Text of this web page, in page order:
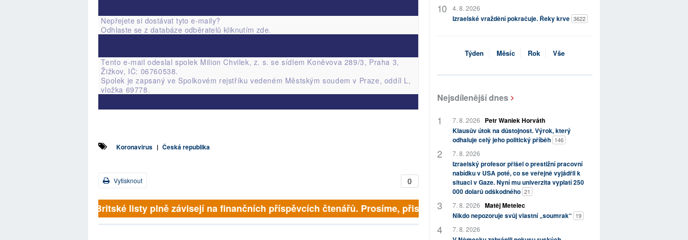
Nepřejete si dostávat tyto e-maily?
Odhlaste se z databáze odběratelů kliknutím zde.
Tento e-mail odeslal spolek Milion Chvilek, z. s. se sídlem Koněvova 289/3, Praha 3,
Žižkov, IČ: 06760538.
Spolek je zapsaný ve Spolkovém rejstříku vedeném Městským soudem v Praze, oddíl L,
vložka 69778.
Koronavirus | Česká republika
0
Vytisknout
Britské listy plně závisejí na finančních příspěvcích čtenářů. Prosíme, přispějte. ➥
4. 8. 2026
Izraelské vraždění pokračuje. Řeky krve 3622
Týden Měsíc Rok Vše
Nejsdílenější dnes
7. 8. 2026
Petr Waniek Horváth
Klausův útok na důstojnost. Výrok, který
odhaluje celý jeho politický příběh 146
7. 8. 2026
Izraelský profesor přišel o prestižní pracovní
nabídku v USA poté, co se veřejně vyjádřil k
situaci v Gaze. Nyní mu univerzita vyplatí 250
000 dolarů odškodného 21
7. 8. 2026 Matěj Metelec
Nikdo nepozoruje svůj vlastní „soumrak“ 19
7. 8. 2026